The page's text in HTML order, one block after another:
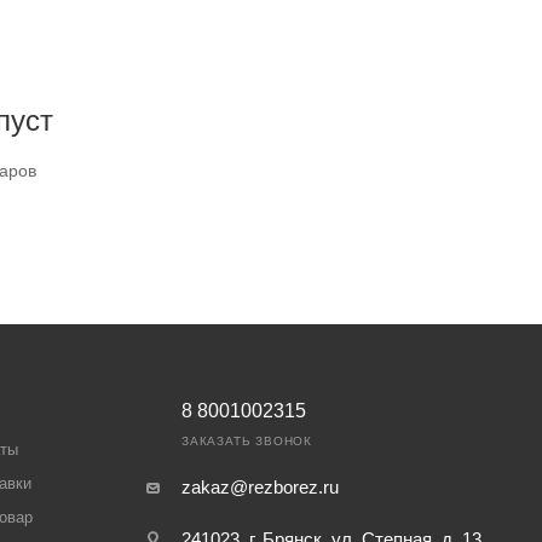
8 8001002315
ЗАКАЗАТЬ ЗВОНОК
zakaz@rezborez.ru